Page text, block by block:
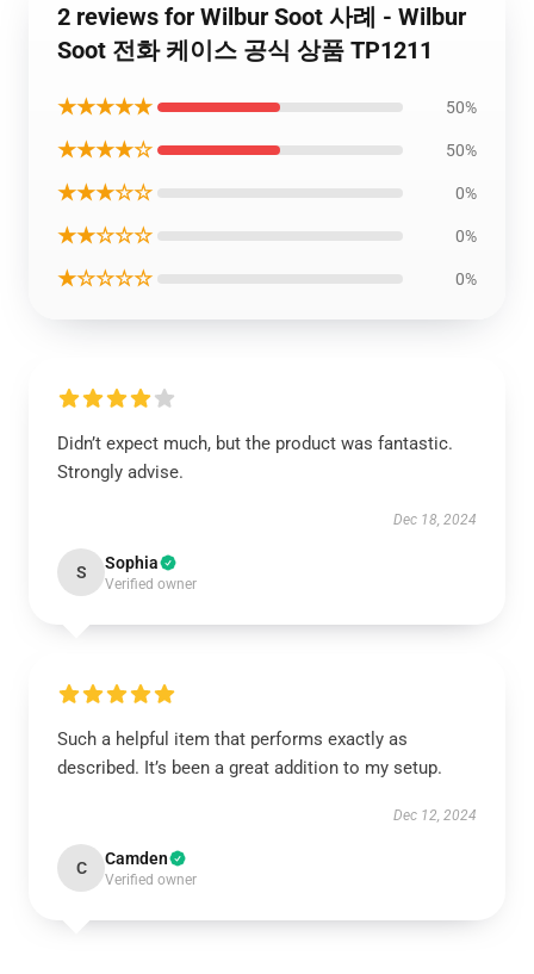
2 reviews for Wilbur Soot 사례 - Wilbur
Soot 전화 케이스 공식 상품 TP1211
★★★★★ 50%
★★★★☆ 50%
★★★☆☆ 0%
★★☆☆☆ 0%
★☆☆☆☆ 0%
Didn’t expect much, but the product was fantastic.
Strongly advise.
Dec 18, 2024
S Sophia
Verified owner
Such a helpful item that performs exactly as
described. It’s been a great addition to my setup.
Dec 12, 2024
C Camden
Verified owner